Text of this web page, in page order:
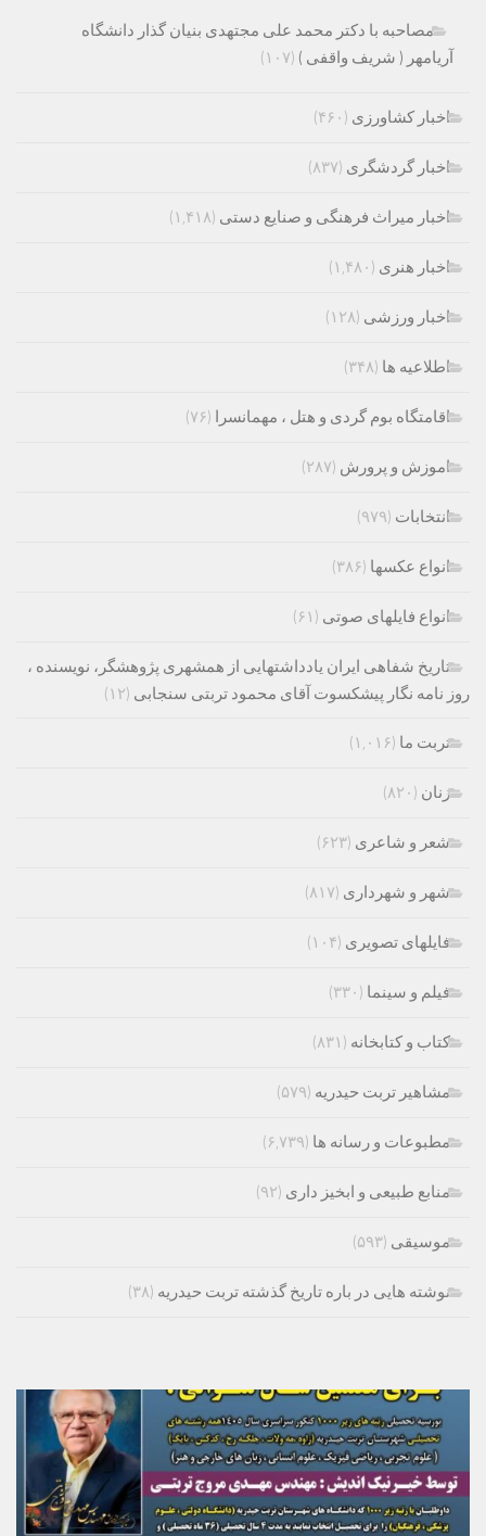
مصاحبه با دکتر محمد علی مجتهدی بنیان گذار دانشگاه
آریامهر ( شریف واقفی ) (۱۰۷)
اخبار کشاورزی (۴۶۰)
اخبار گردشگری (۸۳۷)
اخبار میراث فرهنگی و صنایع دستی (۱,۴۱۸)
اخبار هنری (۱,۴۸۰)
اخبار ورزشی (۱۲۸)
اطلاعیه ها (۳۴۸)
اقامتگاه بوم گردی و هتل ، مهمانسرا (۷۶)
اموزش و پرورش (۲۸۷)
انتخابات (۹۷۹)
انواع عکسها (۳۸۶)
انواع فایلهای صوتی (۶۱)
تاریخ شفاهی ایران یادداشتهایی از همشهری پژوهشگر، نویسنده ،
روز نامه نگار پیشکسوت آقای محمود تربتی سنجابی (۱۲)
تربت ما (۱,۰۱۶)
زنان (۸۲۰)
شعر و شاعری (۶۲۳)
شهر و شهرداری (۸۱۷)
فایلهای تصویری (۱۰۴)
فیلم و سینما (۳۳۰)
کتاب و کتابخانه (۸۳۱)
مشاهیر تربت حیدریه (۵۷۹)
مطبوعات و رسانه ها (۶,۷۳۹)
منابع طبیعی و ابخیز داری (۹۲)
موسیقی (۵۹۳)
نوشته هایی در باره تاریخ گذشته تربت حیدریه (۳۸)